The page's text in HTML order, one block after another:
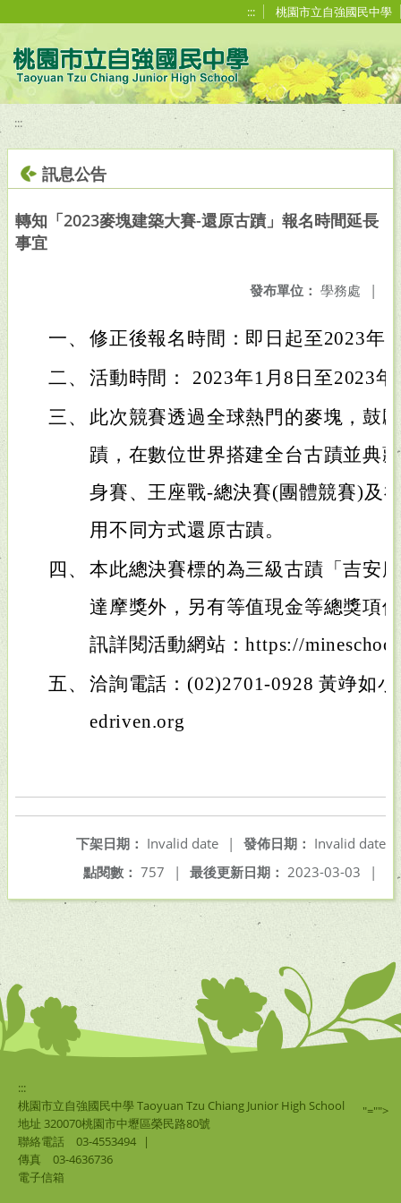
::: 桃園市立自強國民中學
:::
訊息公告
轉知「2023麥塊建築大賽-還原古蹟」報名時間延長
事宜
發布單位： 學務處 |
一、 修正後報名時間：即日起至2023年
二、 活動時間： 2023年1月8日至2023
三、
此次競賽透過全球熱門的麥塊，鼓
蹟，在數位世界搭建全台古蹟並典
身賽、王座戰-總決賽(團體競賽)及
用不同方式還原古蹟。
四、 本此總決賽標的為三級古蹟「吉安
達摩獎外，另有等值現金等總獎項
訊詳閱活動網站：https://
五、 洽詢電話：(02)2701-0928 黃竫如
edriven.org
發佈日期： Invalid date
下架日期： Invalid date
|
最後更新日期： 2023-03-03 |
點閱數： 757 |
:::
桃園市立自強國民中學 Taoyuan Tzu Chiang Junior High School
地址 320070桃園市中壢區榮民路80號
聯絡電話
03-4553494
|
傳真
03-4636736
電子信箱
"="">